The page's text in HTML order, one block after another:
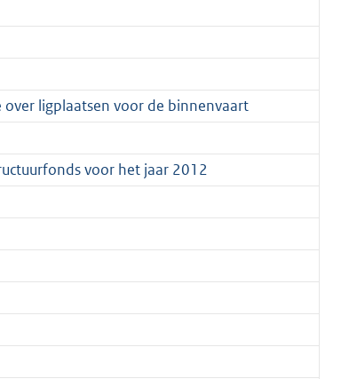
ligplaatsen voor de binnenvaart
voor het jaar 2012